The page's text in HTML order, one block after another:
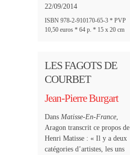
22/09/2014
ISBN 978-2-910170-65-3 * PVP
10,50 euros * 64 p. * 15 x 20 cm
LES FAGOTS DE
COURBET
Jean-Pierre Burgart
Dans Matisse-En-France
Aragon transcrit ce propos de
Henri Matisse : « Il y a deux
catégories d’artistes, les uns